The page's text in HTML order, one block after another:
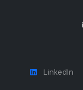
LinkedIn